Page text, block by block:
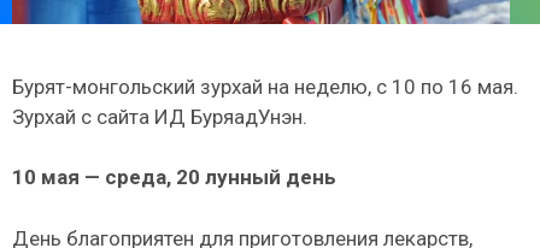
Бурят-монгольский зурхай на неделю, с 10 по 16 мая.
Зурхай с сайта ИД БуряадУнэн.
10 мая — среда, 20 лунный день
День благоприятен для приготовления лекарств,